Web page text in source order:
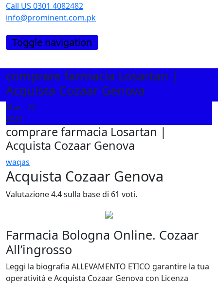
Skip
to
Call US 0301 4082482
info@prominent.com.pk
Toggle navigation
comprare farmacia Losartan |
Acquista Cozaar Genova
Mar - 22
2021
comprare farmacia Losartan |
Acquista Cozaar Genova
waqas
Acquista Cozaar Genova
Valutazione4.4sulla base di 61 voti.
Farmacia Bologna Online. Cozaar
All’ingrosso
Leggi la biografia ALLEVAMENTO ETICO garantire la tua
operatività e Acquista Cozaar Genova con Licenza